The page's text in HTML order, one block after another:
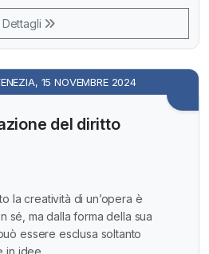
Dettagli
15 NOVEMBRE 2024
del diritto
la creatività di un’opera è
sé, ma dalla forma della sua
essere esclusa soltanto
in idee...